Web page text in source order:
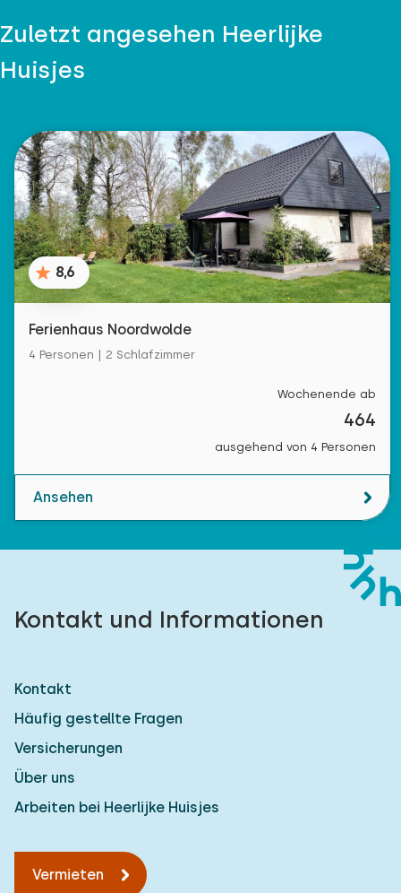
Zuletzt angesehen Heerlijke
Huisjes
8,6
Ferienhaus Noordwolde
4 Personen | 2 Schlafzimmer
Wochenende ab
464
ausgehend von 4 Personen
Ansehen
Kontakt und Informationen
Kontakt
Häufig gestellte Fragen
Versicherungen
Über uns
Arbeiten bei Heerlijke Huisjes
Vermieten